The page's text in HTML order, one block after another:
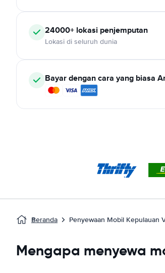
24000+ lokasi penjemputan
Lokasi di seluruh dunia
Bayar dengan cara yang biasa
Beranda Penyewaan Mobil Kepulauan
Mengapa menyewa